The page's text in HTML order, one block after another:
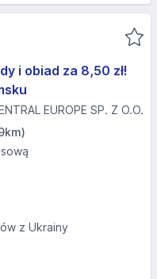
i obiad za 8,50 zł!
EUROPE SP. Z O.O.
z Ukrainy